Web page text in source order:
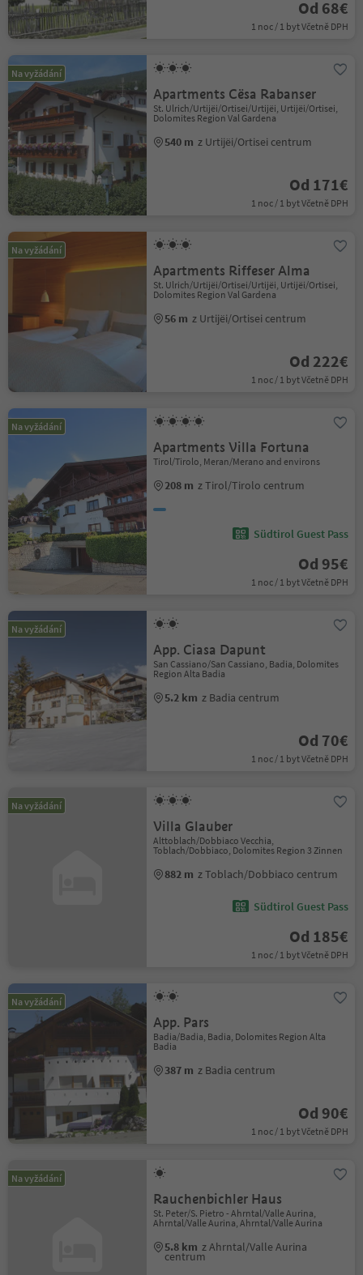
Od 68€
1 noc / 1 byt Včetně DPH
Na vyžádání
Apartments Cësa Rabanser
St. Ulrich/Urtijëi/Ortisei/Urtijëi, Urtijëi/Ortisei,
Dolomites Region Val Gardena
540 m z Urtijëi/Ortisei centrum
Od 171€
1 noc / 1 byt Včetně DPH
Na vyžádání
Apartments Riffeser Alma
St. Ulrich/Urtijëi/Ortisei/Urtijëi, Urtijëi/Ortisei,
Dolomites Region Val Gardena
56 m z Urtijëi/Ortisei centrum
Od 222€
1 noc / 1 byt Včetně DPH
Na vyžádání
Apartments Villa Fortuna
Tirol/Tirolo, Meran/Merano and environs
208 m z Tirol/Tirolo centrum
Südtirol Guest Pass
Od 95€
1 noc / 1 byt Včetně DPH
Na vyžádání
App. Ciasa Dapunt
San Cassiano/San Cassiano, Badia, Dolomites
Region Alta Badia
5.2 km z Badia centrum
Od 70€
1 noc / 1 byt Včetně DPH
Na vyžádání
Villa Glauber
Alttoblach/Dobbiaco Vecchia,
Toblach/Dobbiaco, Dolomites Region 3 Zinnen
882 m z Toblach/Dobbiaco centrum
Südtirol Guest Pass
Od 185€
1 noc / 1 byt Včetně DPH
Na vyžádání
App. Pars
Badia/Badia, Badia, Dolomites Region Alta
Badia
387 m z Badia centrum
Od 90€
1 noc / 1 byt Včetně DPH
Na vyžádání
Rauchenbichler Haus
St. Peter/S. Pietro - Ahrntal/Valle Aurina,
Ahrntal/Valle Aurina, Ahrntal/Valle Aurina
5.8 km z Ahrntal/Valle Aurina
centrum